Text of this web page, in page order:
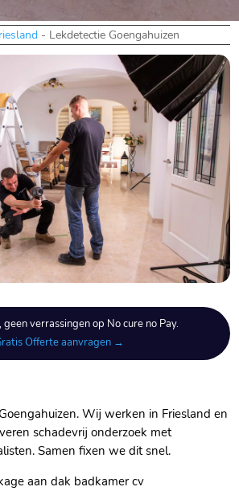
- Lekdetectie Goengahuizen
verrassingen op No cure no Pay.
Offerte aanvragen →
Wij werken in Friesland en
schadevrij onderzoek met
Samen fixen we dit snel.​
aan dak badkamer cv